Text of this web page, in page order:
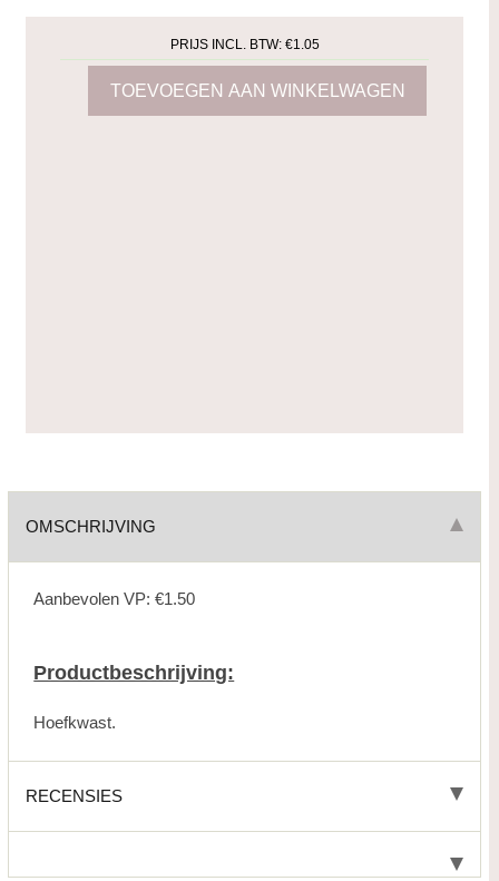
PRIJS INCL. BTW: €1.05
OMSCHRIJVING
Aanbevolen VP: €1.50
Productbeschrijving:
Hoefkwast.
RECENSIES